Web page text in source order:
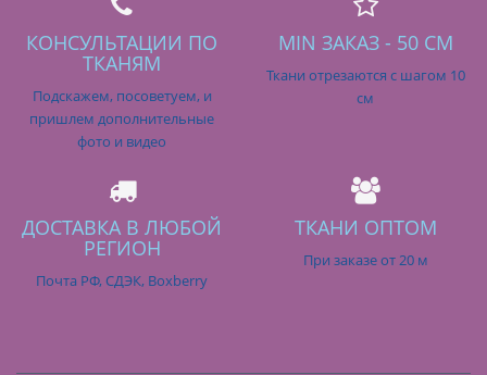
КОНСУЛЬТАЦИИ ПО
ТКАНЯМ
Подскажем, посоветуем, и
пришлем дополнительные
фото и видео
MIN ЗАКАЗ - 50 СМ
Ткани отрезаются с шагом 10
см
ДОСТАВКА В ЛЮБОЙ
РЕГИОН
Почта РФ, СДЭК, Boxberry
ТКАНИ ОПТОМ
При заказе от 20 м